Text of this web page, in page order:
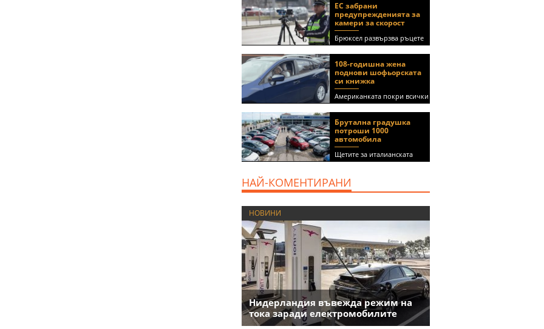
ЕС забрани
предупрежденията за
камери за скорост
Брюксел развързва ръцете
на правителствата за
приложения като Waze и
Google Maps
108-годишна жена
поднови шофьорската
си книжка
Американката покри всички
медицински изисквания, за
(ВИДЕО)
Брутална градушка
потроши 1000
автомобила
Щетите за италианската
автокъща се оценяват на 5
НАЙ-КОМЕНТИРАНИ
НОВИНИ
Нидерландия въвежда режим на
тока заради електромобилите